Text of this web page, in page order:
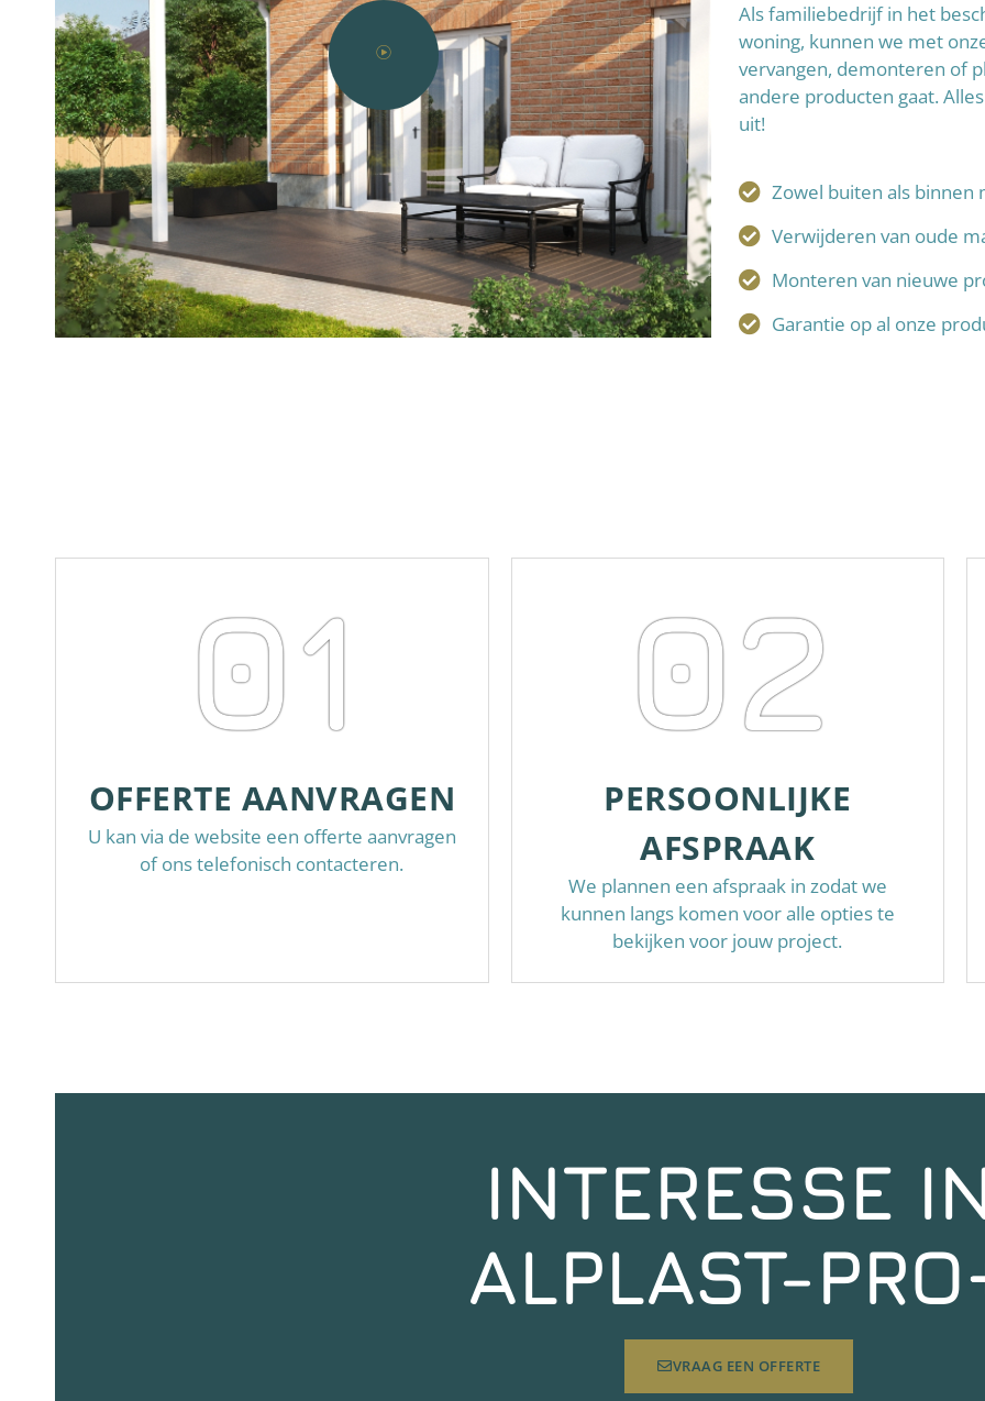
Als familiebedrijf in het
woning, kunnen we met
vervangen, demonteren of
andere producten gaat.
uit!
Zowel buiten als binnen
Verwijderen van oude
Monteren van nieuwe
Garantie op al onze
01
OFFERTE AANVRAGEN
U kan via de website een offerte aanvragen
of ons telefonisch contacteren.
02
PERSOONLIJKE
AFSPRAAK
We plannen een afspraak in zodat we
kunnen langs komen voor alle opties te
bekijken voor jouw project.
INTERESSE
ALPLAST-
VRAAG EEN OFFERTE